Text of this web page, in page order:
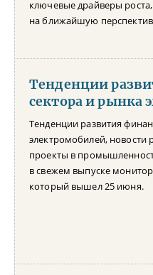
ключевые драйверы
на ближайшую
Тенденции
сектора и рынка
Тенденции развития
электромобилей, новости
проекты в
в свежем выпуске
который вышел 25 июня.